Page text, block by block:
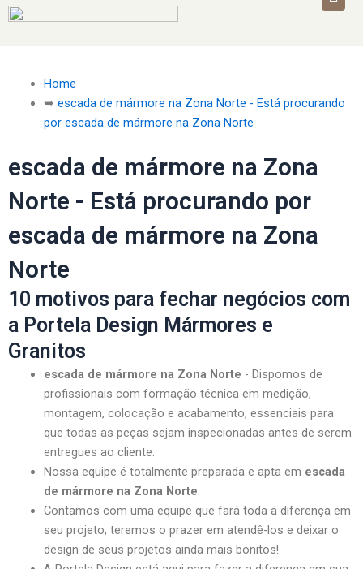
Home
➥ escada de mármore na Zona Norte - Está procurando
por escada de mármore na Zona Norte
escada de mármore na Zona
Norte - Está procurando por
escada de mármore na Zona
Norte
10 motivos para fechar negócios com
a Portela Design Mármores e
Granitos
escada de mármore na Zona Norte - Dispomos de
profissionais com formação técnica em medição,
montagem, colocação e acabamento, essenciais para
que todas as peças sejam inspecionadas antes de serem
entregues ao cliente.
Nossa equipe é totalmente preparada e apta em escada
de mármore na Zona Norte.
Contamos com uma equipe que fará toda a diferença em
seu projeto, teremos o prazer em atendê-los e deixar o
design de seus projetos ainda mais bonitos!